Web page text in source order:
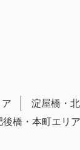
淀屋橋・
後橋・本町エリア